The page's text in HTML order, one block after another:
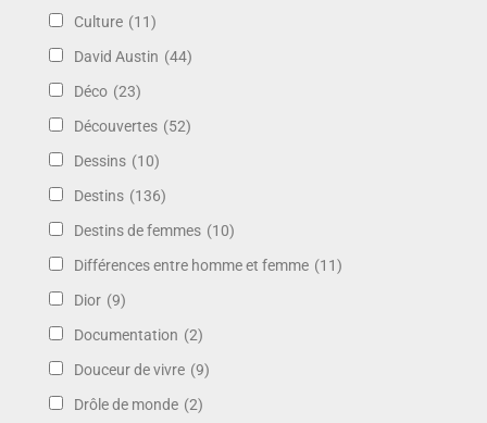
Culture (11)
David Austin (44)
Déco (23)
Découvertes (52)
Dessins (10)
Destins (136)
Destins de femmes (10)
Différences entre homme et femme (11)
Dior (9)
Documentation (2)
Douceur de vivre (9)
Drôle de monde (2)